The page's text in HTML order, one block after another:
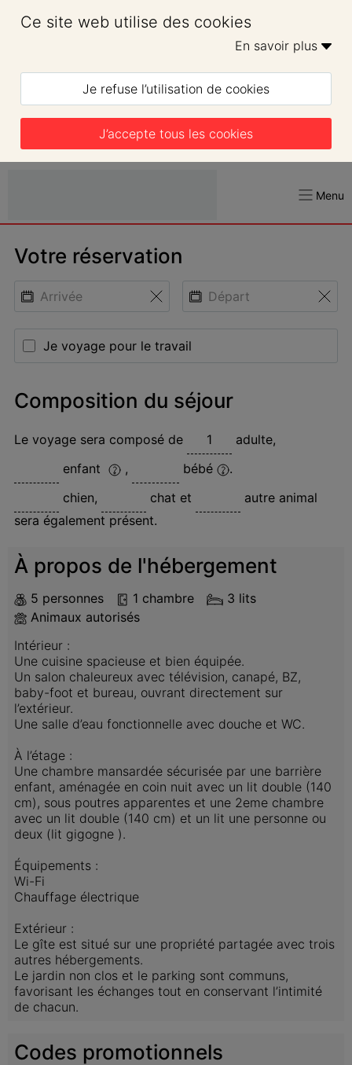
Ce site web utilise des cookies
En savoir plus
Je refuse l’utilisation de cookies
J’accepte tous les cookies
Menu
Votre réservation
Je voyage pour le travail
Composition du séjour
Le voyage sera composé de adulte,
enfant
, bébé
.
chien, chat et
autre animal
sera également présent.
À propos de l'hébergement
5 personnes 1 chambre
3 lits
Animaux autorisés
Intérieur :
Une cuisine spacieuse et bien équipée.
Un salon chaleureux avec télévision, canapé, BZ,
baby-foot et bureau, ouvrant directement sur
l’extérieur.
Une salle d’eau fonctionnelle avec douche et WC.
À l’étage :
Une chambre mansardée sécurisée par une barrière
enfant, aménagée en coin nuit avec un lit double (140
cm), sous poutres apparentes et une 2eme chambre
avec un lit double (140 cm) et un lit une personne ou
deux (lit gigogne ).
Équipements :
Wi-Fi
Chauffage électrique
Extérieur :
Le gîte est situé sur une propriété partagée avec trois
autres hébergements.
Le jardin non clos et le parking sont communs,
favorisant les échanges tout en conservant l’intimité
de chacun.
Codes promotionnels